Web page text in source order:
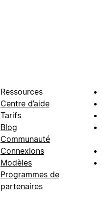
Ressources
Centre d’aide
Tarifs
Blog
Communauté
Connexions
Modèles
Programmes de
partenaires